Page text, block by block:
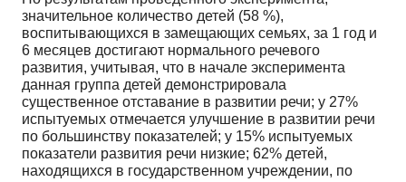
значительное количество детей (58 %),
воспитывающихся в замещающих семьях, за 1 год и
6 месяцев достигают нормального речевого
развития, учитывая, что в начале эксперимента
данная группа детей демонстрировала
существенное отставание в развитии речи; у 27%
испытуемых отмечается улучшение в развитии речи
по большинству показателей; у 15% испытуемых
показатели развития речи низкие; 62% детей,
находящихся в государственном учреждении, по